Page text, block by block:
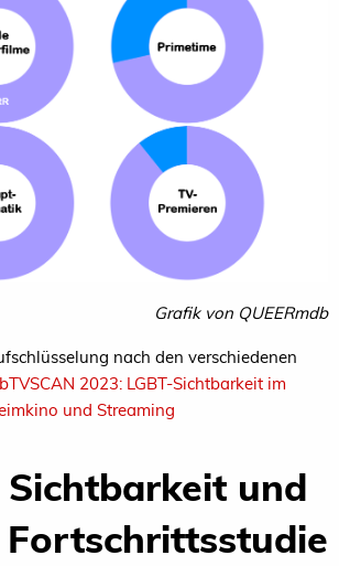
Grafik von QUEERmdb
nach den verschiedenen
2023: LGBT-Sichtbarkeit im
und Streaming
Sichtbarkeit und